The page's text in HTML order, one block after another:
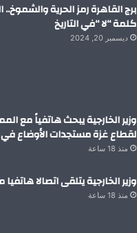
برج القاهرة رمز الحرية
كلمة “لا “في التاريخ
ديسمبر 20, 2024
وزير الخارجية يبحث هاتفياً مع
لقطاع غزة مستجدات الأوضاع
منذ 18 ساعة
وزير الخارجية يتلقى اتصالا
منذ 18 ساعة